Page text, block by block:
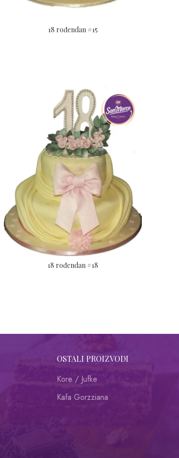
18 rođendan #15
18 rođendan #18
OSTALI PROIZVODI
Kore / Jufke
Kafa Gorzziana